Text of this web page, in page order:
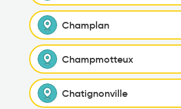
Champlan
Champmotteux
Chatignonville